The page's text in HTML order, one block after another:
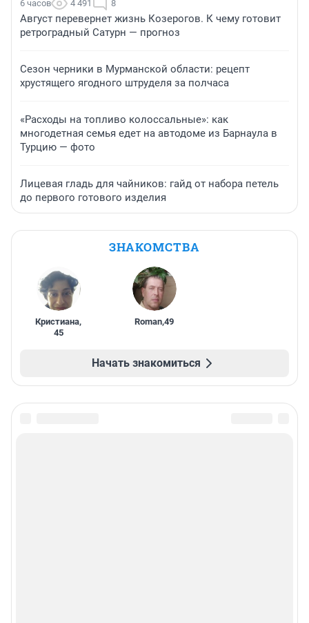
6 часов 4 491 8
Август перевернет жизнь Козерогов. К чему готовит
ретроградный Сатурн — прогноз
Сезон черники в Мурманской области: рецепт
хрустящего ягодного штруделя за полчаса
«Расходы на топливо колоссальные»: как
многодетная семья едет на автодоме из Барнаула в
Турцию — фото
Лицевая гладь для чайников: гайд от набора петель
до первого готового изделия
ЗНАКОМСТВА
Кристиана,
45
Roman,49
Начать знакомиться